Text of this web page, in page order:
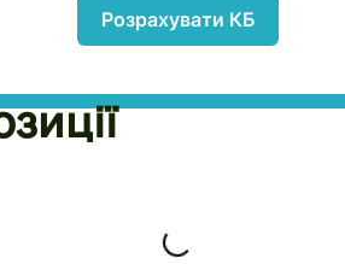
Розрахувати КБ
Loading...